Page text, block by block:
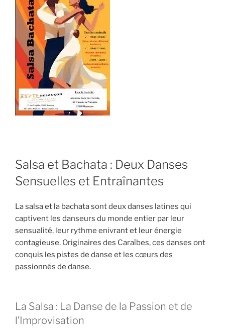
Salsa et Bachata : Deux Danses
Sensuelles et Entraînantes
La salsa et la bachata sont deux danses latines qui
captivent les danseurs du monde entier par leur
sensualité, leur rythme enivrant et leur énergie
contagieuse. Originaires des Caraïbes, ces danses ont
conquis les pistes de danse et les cœurs des
passionnés de danse.
La Salsa : La Danse de la Passion et de
l’Improvisation